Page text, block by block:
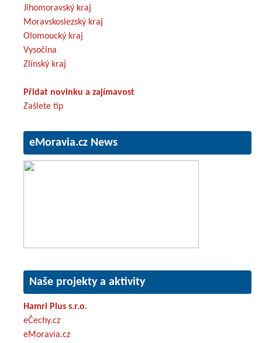
Jihomoravský kraj
Moravskoslezský kraj
Olomoucký kraj
Vysočina
Zlínský kraj
Přidat novinku a zajímavost
Zašlete tip
eMoravia.cz News
Naše projekty a aktivity
Hamri Plus s.r.o.
eČechy.cz
eMoravia.cz